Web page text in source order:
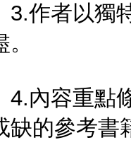
者以獨特
容重點條
缺的參考書